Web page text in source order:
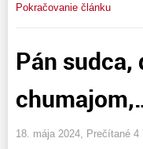
Pokračovanie článku
Pán sudca,
18. mája 2024, Prečítané 4